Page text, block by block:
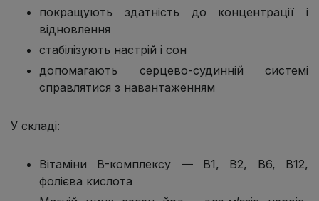
покращують здатність до концентрації і
відновлення
стабілізують настрій і сон
допомагають серцево-судинній системі
справлятися з навантаженням
У складі:
Вітаміни B-комплексу — B1, B2, B6, B12,
фолієва кислота